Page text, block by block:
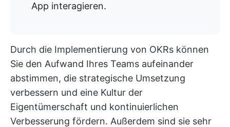
App interagieren.
Durch die Implementierung von OKRs können
Sie den Aufwand Ihres Teams aufeinander
abstimmen, die strategische Umsetzung
verbessern und eine Kultur der
Eigentümerschaft und kontinuierlichen
Verbesserung fördern. Außerdem sind sie sehr